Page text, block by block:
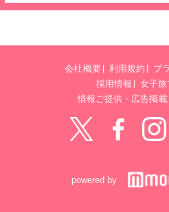
会社概要 利用規約
プ
採用情報
女子旅
情報ご提供・広告掲
powered by